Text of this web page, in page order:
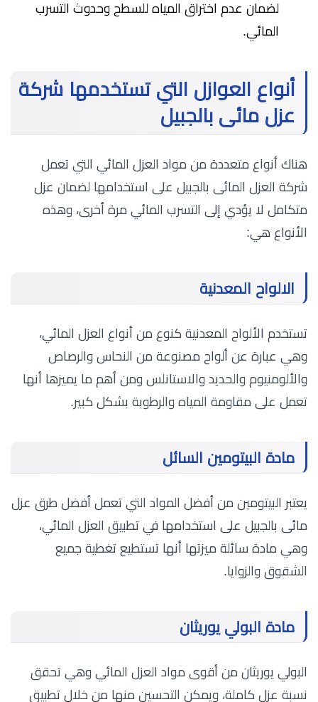
لضمان عدم اختراق المياه للسطح وحدوث التسرب
المائي.
أنواع العوازل التي تستخدمها شركة
عزل مائى بالجبيل
هناك أنواع متعددة من مواد العزل المائي التي تعمل
شركة العزل المائى بالجبيل على استخدامها لضمان عزل
متكامل لا يؤدي إلى التسرب المائي مرة أخرى، وهذه
الأنواع هي:
الالواح المعدنية
تستخدم الألواح المعدنية كنوع من أنواع العزل المائي،
وهي عبارة عن ألواح مصنوعة من النحاس والرصاص
والألومنيوم والحديد والاستانلس ومن أهم ما يميزها أنها
تعمل على مقاومة المياه والرطوبة بشكل كبير.
مادة البيتومين السائل
يعتبر البيتومين من أفضل المواد التي تعمل أفضل طرق عزل
مائى بالجبيل على استخدامها في تطبيق العزل المائي،
وهي مادة سائلة ميزتها أنها تستطيع تغطية جميع
الشقوق والزوايا.
مادة البولي يوريثان
البولي يوريثان من أقوى مواد العزل المائي وهي تحقق
نسبة عزل كاملة، ويمكن التحسين منها من خلال تطبيق